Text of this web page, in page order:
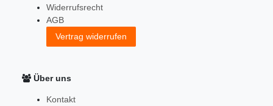
Widerrufsrecht
AGB
Vertrag widerrufen
Über uns
Kontakt